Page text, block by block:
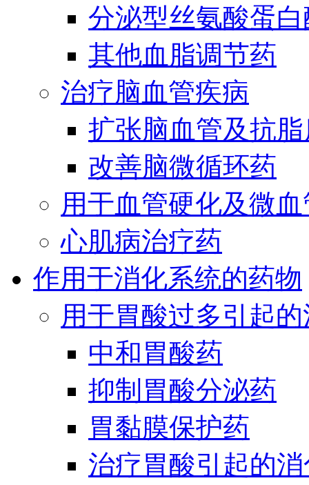
分泌型丝氨酸蛋
其他血脂调节药
治疗脑血管疾病
扩张脑血管及抗
改善脑微循环药
用于血管硬化及微
心肌病治疗药
作用于消化系统的药物
用于胃酸过多引起
中和胃酸药
抑制胃酸分泌药
胃黏膜保护药
治疗胃酸引起的